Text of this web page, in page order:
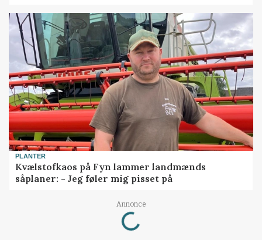
PLANTER
Kvælstofkaos på Fyn lammer landmænds
såplaner: - Jeg føler mig pisset på
Annonce
Loading...